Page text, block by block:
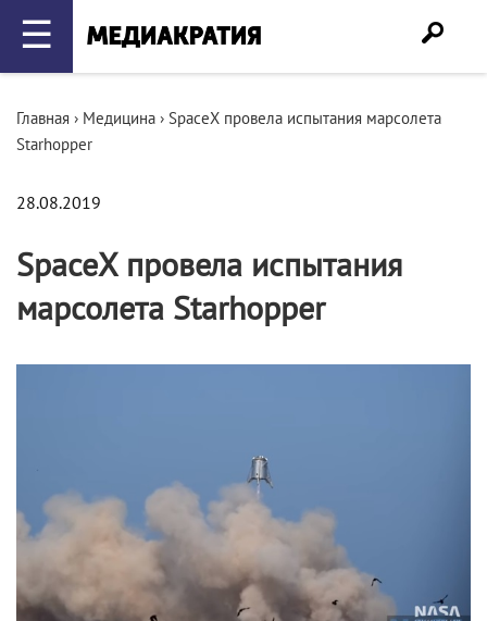
☰
Главная › Медицина › SpaceX провела испытания марсолета
Starhopper
28.08.2019
SpaceX провела испытания
марсолета Starhopper